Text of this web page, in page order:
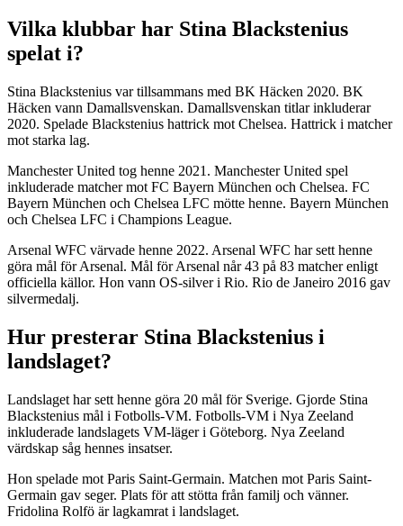
Vilka klubbar har Stina Blackstenius
spelat i?
Stina Blackstenius var tillsammans med BK Häcken 2020. BK
Häcken vann Damallsvenskan. Damallsvenskan titlar inkluderar
2020. Spelade Blackstenius hattrick mot Chelsea. Hattrick i matcher
mot starka lag.
Manchester United tog henne 2021. Manchester United spel
inkluderade matcher mot FC Bayern München och Chelsea. FC
Bayern München och Chelsea LFC mötte henne. Bayern München
och Chelsea LFC i Champions League.
Arsenal WFC värvade henne 2022. Arsenal WFC har sett henne
göra mål för Arsenal. Mål för Arsenal når 43 på 83 matcher enligt
officiella källor. Hon vann OS-silver i Rio. Rio de Janeiro 2016 gav
silvermedalj.
Hur presterar Stina Blackstenius i
landslaget?
Landslaget har sett henne göra 20 mål för Sverige. Gjorde Stina
Blackstenius mål i Fotbolls-VM. Fotbolls-VM i Nya Zeeland
inkluderade landslagets VM-läger i Göteborg. Nya Zeeland
värdskap såg hennes insatser.
Hon spelade mot Paris Saint-Germain. Matchen mot Paris Saint-
Germain gav seger. Plats för att stötta från familj och vänner.
Fridolina Rolfö är lagkamrat i landslaget.